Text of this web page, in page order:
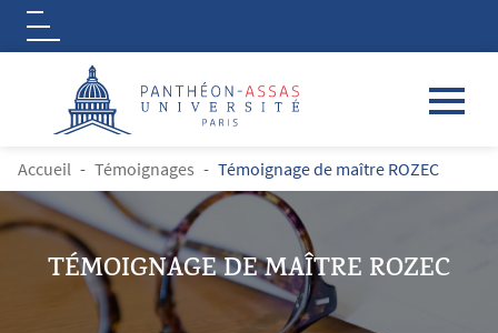
Aller au contenu principal
Logo
FIL D'ARIANE
Accueil Témoignages Témoignage de maître ROZEC
TÉMOIGNAGE DE MAÎTRE ROZEC